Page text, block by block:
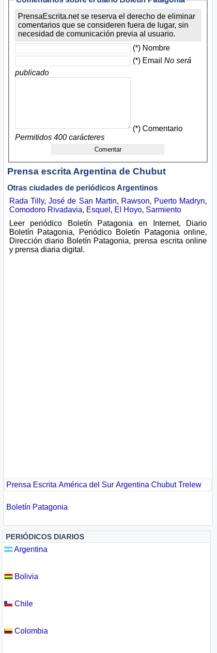
PrensaEscrita.net se reserva el derecho de eliminar
comentarios que se consideren fuera de lugar, sin
necesidad de comunicación previa al usuario.
(*) Nombre
(*) Email No será
publicado
(*) Comentario
Permitidos 400 carácteres
Prensa escrita Argentinade Chubut
Otras ciudades de periódicos Argentinos
Rada Tilly,José de San Martin, Rawson, Puerto Madryn,
Comodoro Rivadavia, Esquel , El Hoyo, Sarmiento
Leer periódico Boletín Patagonia en Internet, Diario
Boletín Patagonia, Periódico Boletín Patagonia online,
Dirección diario Boletín Patagonia, prensa escrita online
y prensa diaria digital.
Prensa Escrita América del Sur Argentina Chubut Trelew
Boletín Patagonia
PERIÓDICOS DIARIOS
Argentina
Bolivia
Chile
Colombia